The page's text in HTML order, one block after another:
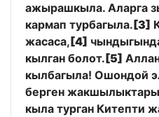
ажырашкыла. Аларга
кармап турбагыла. [3]
жасаса, [4]
кылган болот. [5]
кылбагыла! Ошондой
берген
кыла турган Китепти